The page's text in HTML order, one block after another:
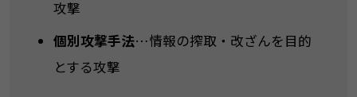
攻撃
個別攻撃手法…情報の搾取・改ざんを目的
とする攻撃